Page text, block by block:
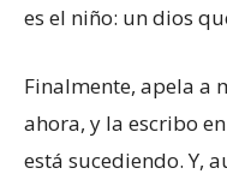
es el niño: un dios
Finalmente, apela a
ahora, y la escribo
está sucediendo. Y,